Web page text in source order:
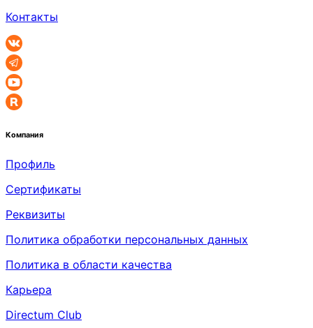
Контакты
Компания
Профиль
Сертификаты
Реквизиты
Политика обработки персональных данных
Политика в области качества
Карьера
Directum Club